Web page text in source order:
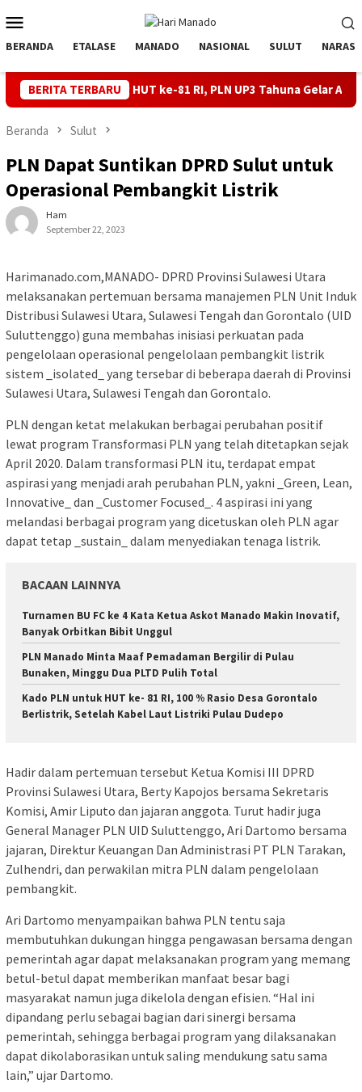
ke
kontenMobile
BERANDA ETALASE MANADO NASIONAL SULUT NARASI
BERITA TERBARU
HUT ke-81 RI, PLN UP3 Tahuna Gelar Apel dan Inspeksi
Beranda Sulut
PLN Dapat Suntikan DPRD Sulut untuk
Operasional Pembangkit Listrik
Ham
September 22, 2023
Harimanado.com,MANADO- DPRD Provinsi Sulawesi Utara
melaksanakan pertemuan bersama manajemen PLN Unit Induk
Distribusi Sulawesi Utara, Sulawesi Tengah dan Gorontalo (UID
Suluttenggo) guna membahas inisiasi perkuatan pada
pengelolaan operasional pengelolaan pembangkit listrik
sistem _isolated_ yang tersebar di beberapa daerah di Provinsi
Sulawesi Utara, Sulawesi Tengah dan Gorontalo.
PLN dengan ketat melakukan berbagai perubahan positif
lewat program Transformasi PLN yang telah ditetapkan sejak
April 2020. Dalam transformasi PLN itu, terdapat empat
aspirasi yang menjadi arah perubahan PLN, yakni _Green, Lean,
Innovative_ dan _Customer Focused_. 4 aspirasi ini yang
melandasi berbagai program yang dicetuskan oleh PLN agar
dapat tetap _sustain_ dalam menyediakan tenaga listrik.
BACAAN LAINNYA
Turnamen BU FC ke 4 Kata Ketua Askot Manado Makin Inovatif,
Banyak Orbitkan Bibit Unggul
PLN Manado Minta Maaf Pemadaman Bergilir di Pulau
Bunaken, Minggu Dua PLTD Pulih Total
Kado PLN untuk HUT ke- 81 RI, 100 % Rasio Desa Gorontalo
Berlistrik, Setelah Kabel Laut Listriki Pulau Dudepo
Hadir dalam pertemuan tersebut Ketua Komisi III DPRD
Provinsi Sulawesi Utara, Berty Kapojos bersama Sekretaris
Komisi, Amir Liputo dan jajaran anggota. Turut hadir juga
General Manager PLN UID Suluttenggo, Ari Dartomo bersama
jajaran, Direktur Keuangan Dan Administrasi PT PLN Tarakan,
Zulhendri, dan perwakilan mitra PLN dalam pengelolaan
pembangkit.
Ari Dartomo menyampaikan bahwa PLN tentu saja
membutuhkan dukungan hingga pengawasan bersama dengan
pemerintah agar dapat melaksanakan program yang memang
betul-betul dapat memberikan manfaat besar bagi
masyarakat namun juga dikelola dengan efisien. “Hal ini
dipandang perlu sebagai bagian dari sinergi bersama
pemerintah, sehingga berbagai program yang dilaksanakan
dapat dikolaborasikan untuk saling mendukung satu sama
lain,” ujar Dartomo.